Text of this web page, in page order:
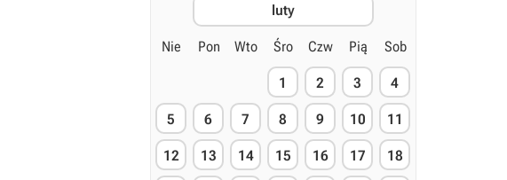
luty
Nie Pon Wto Śro Czw Pią Sob
1 2 3 4
5 6 7 8 9 10 11
12 13 14 15 16 17 18